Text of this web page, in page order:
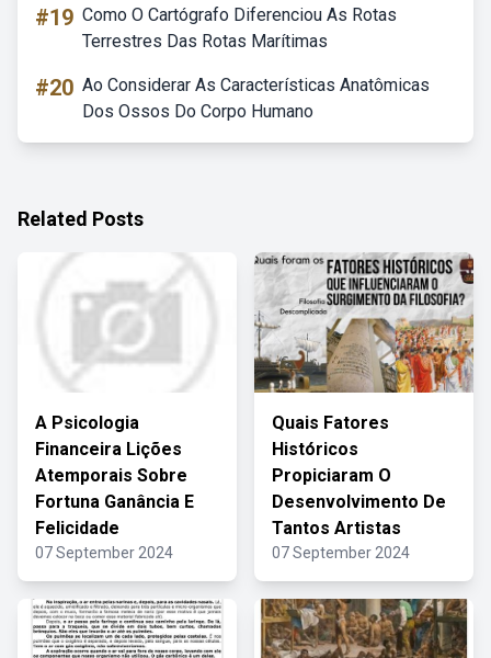
#19 Como O Cartógrafo Diferenciou As Rotas
Terrestres Das Rotas Marítimas
#20 Ao Considerar As Características Anatômicas
Dos Ossos Do Corpo Humano
Related Posts
A Psicologia
Financeira Lições
Atemporais Sobre
Fortuna Ganância E
Felicidade
07 September 2024
Quais Fatores
Históricos
Propiciaram O
Desenvolvimento De
Tantos Artistas
07 September 2024